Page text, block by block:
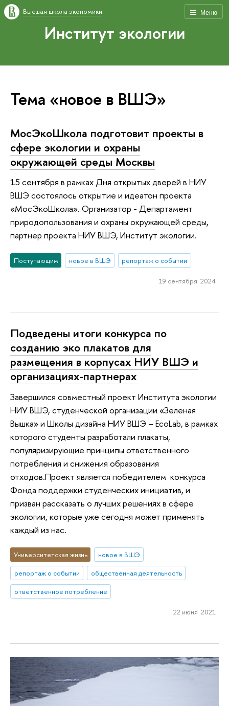
Меню
Высшая школа экономики
Институт экологии
Тема «новое в ВШЭ»
МосЭкоШкола подготовит проекты в
сфере экологии и охраны
окружающей среды Москвы
15 сентября в рамках Дня открытых дверей в НИУ
ВШЭ состоялось открытие и идеатон проекта
«МосЭкоШкола». Организатор - Департамент
природопользования и охраны окружающей среды,
партнер проекта НИУ ВШЭ, Институт экологии.
Поступающим новое в ВШЭ репортаж о событии
19 сентября 2024
Подведены итоги конкурса по
созданию эко плакатов для
размещения в корпусах НИУ ВШЭ и
организациях-партнерах
Завершился совместный проект Института экологии
НИУ ВШЭ, студенческой организации «Зеленая
Вышка» и Школы дизайна НИУ ВШЭ – EcoLab, в рамках
которого студенты разработали плакаты,
популяризирующие принципы ответственного
потребления и снижения образования
отходов.Проект является победителем конкурса
Фонда поддержки студенческих инициатив, и
призван рассказать о лучших решениях в сфере
экологии, которые уже сегодня может применять
каждый из нас.
Университетская жизнь
новое в ВШЭ
репортаж о событии
общественная деятельность
ответственное потребление
22 июня 2021